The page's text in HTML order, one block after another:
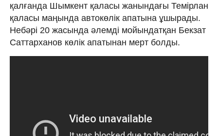
қалғанда Шымкент қаласы жанындағы Темірлан
қаласы маңында автокөлік апатына ұшырады.
Небәрі 20 жасында әлемді мойындатқан Бекзат
Саттарханов көлік апатынан мерт болды.